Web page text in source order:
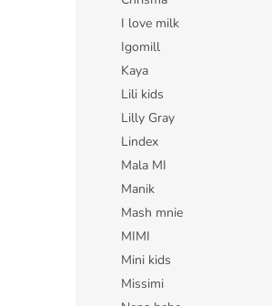
I love milk
Igomill
Kaya
Lili kids
Lilly Gray
Lindex
Mala MI
Manik
Mash mnie
MIMI
Mini kids
Missimi